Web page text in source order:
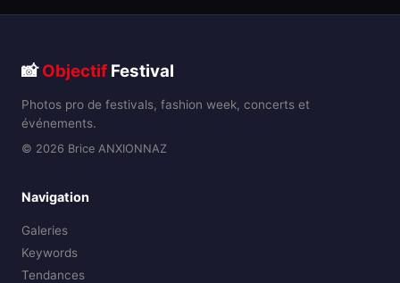
📸Objectif Festival
Photos pro de festivals, fashion week, concerts et
événements.
© 2026 Brice ANXIONNAZ
Navigation
Galeries
Keywords
Tendances